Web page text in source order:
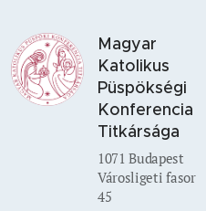
Magyar
Katolikus
Püspökségi
Konferencia
Titkársága
1071 Budapest
Városligeti fasor
45